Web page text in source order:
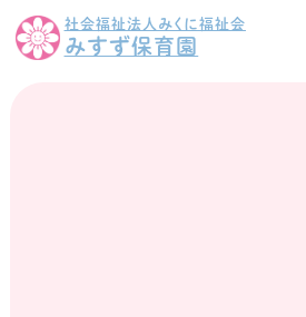
社会福祉法人みくに福祉会
みすず保育園